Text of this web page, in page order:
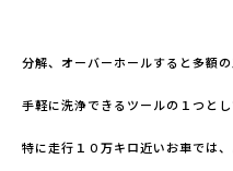
分解、オーバーホールすると多額
手軽に洗浄できるツールの１つとし
特に走行１０万キロ近いお車では、